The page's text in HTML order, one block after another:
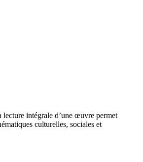
lecture intégrale d’une œuvre permet
culturelles, sociales et